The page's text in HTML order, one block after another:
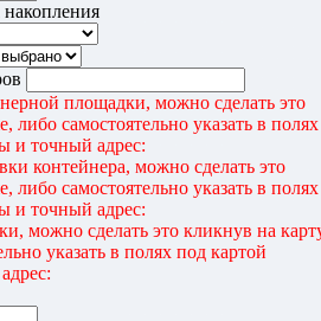
накопления
площадки, можно сделать это
либо самостоятельно указать в полях
и точный адрес:
контейнера, можно сделать это
либо самостоятельно указать в полях
и точный адрес:
можно сделать это кликнув на
указать в полях под картой